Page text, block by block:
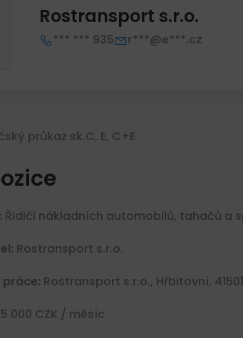
Rostransport s.r.o.
*** *** 935 r***@e***.cz
průkaz sk.C, E, C+E
Řidiči nákladních automobilů, tahačů a
Rostransport s.r.o.
Rostransport s.r.o., Hřbitovní,
000 CZK / měsíc